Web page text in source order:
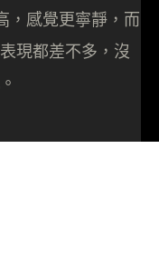
，感覺更寧靜，而
現都差不多，沒